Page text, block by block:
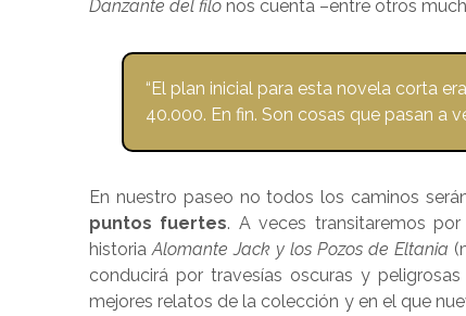
Danzante del filo nos cuenta –entre otros
“El plan inicial para esta novela corta
40.000. En fin. Son cosas que pasan a
En nuestro paseo no todos los caminos
puntos fuertes. A veces transitaremos
historiaAlomante Jack y los Pozos de Eltania
conducirá por travesías oscuras y
mejores relatos de la colección y en el que